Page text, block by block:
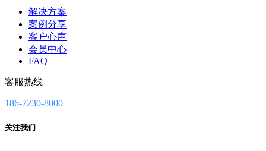
解决方案
案例分享
客户心声
会员中心
FAQ
客服热线
186-7230-8000
关注我们